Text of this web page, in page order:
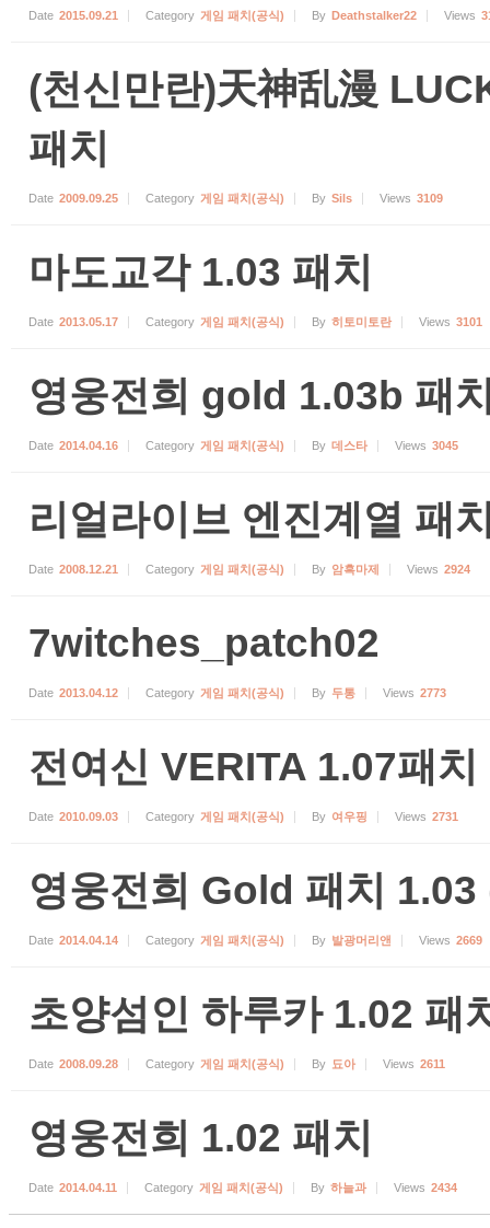
Date 2015.09.21 Category 게임 패치(공식) By Deathstalker22 Views
(천신만란)天神乱漫
패치
Date 2009.09.25 Category 게임 패치(공식) By Sils Views 3109
마도교각 1.03 패치
Date 2013.05.17 Category 게임 패치(공식) By 히토미토란 Views 3101
영웅전희 gold 1.03b 패
Date 2014.04.16 Category 게임 패치(공식) By 데스타 Views 3045
리얼라이브 엔진계열 패
Date 2008.12.21 Category 게임 패치(공식) By 암흑마제 Views 2924
7witches_patch02
Date 2013.04.12 Category 게임 패치(공식) By 두통 Views 2773
전여신 VERITA 1.07패치
Date 2010.09.03 Category 게임 패치(공식) By 여우핑 Views 2731
영웅전희 Gold 패치 1.03
Date 2014.04.14 Category 게임 패치(공식) By 발광머리앤 Views 2669
초양섬인 하루카 1.02 패
Date 2008.09.28 Category 게임 패치(공식) By 됴아 Views 2611
영웅전희 1.02 패치
Date 2014.04.11 Category 게임 패치(공식) By 하늘과 Views 2434